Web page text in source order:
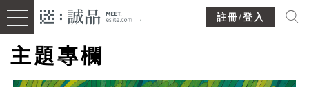
註冊/登入
主題專欄